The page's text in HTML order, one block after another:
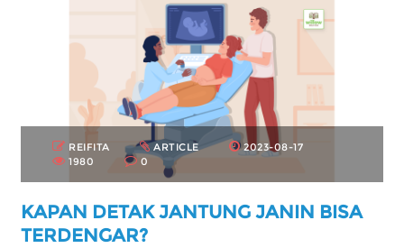
REIFITA ARTICLE
2023-08-17
1980
0
KAPAN DETAK JANTUNG JANIN BISA
TERDENGAR?